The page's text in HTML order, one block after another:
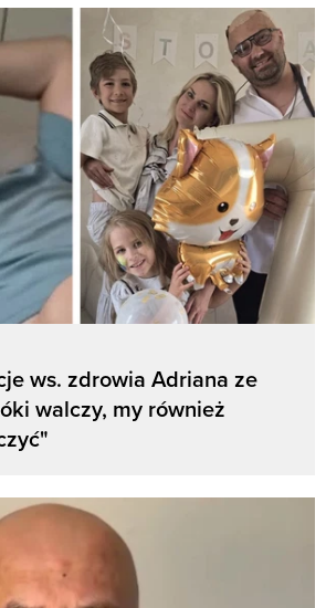
ws. zdrowia Adriana ze
walczy, my również